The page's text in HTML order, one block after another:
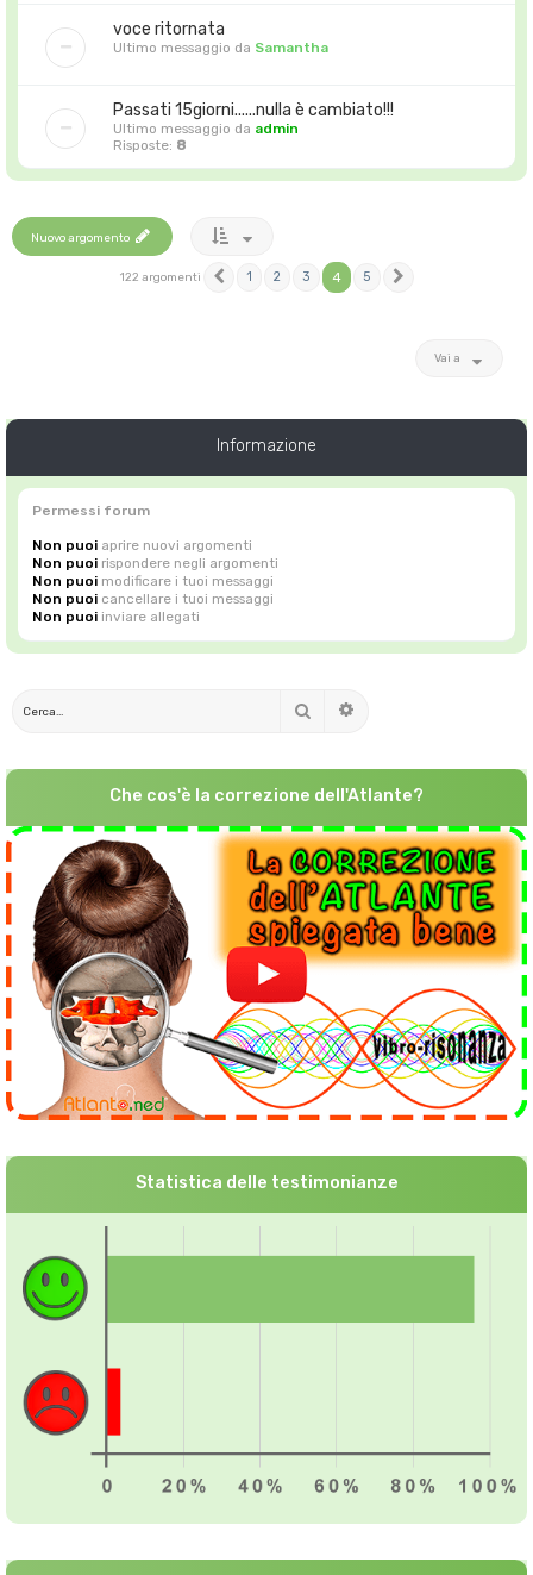
voce ritornata
Ultimo messaggio da Samantha
Passati 15giorni......nulla è cambiato!!!
Ultimo messaggio da admin
Risposte: 8
Nuovo argomento
122 argomenti Precedente
1 2 3 4 5
Vai a
Informazione
Permessi forum
Non puoi aprire nuovi argomenti
Non puoi rispondere negli argomenti
Non puoi modificare i tuoi messaggi
Non puoi cancellare i tuoi messaggi
Non puoi inviare allegati
Cerca
Che cos'è la correzione dell'Atlante?
Statistica delle testimonianze